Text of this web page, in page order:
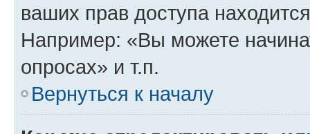
ваших прав доступа
Например: «Вы можете
опросах» и т.п.
Вернуться к началу